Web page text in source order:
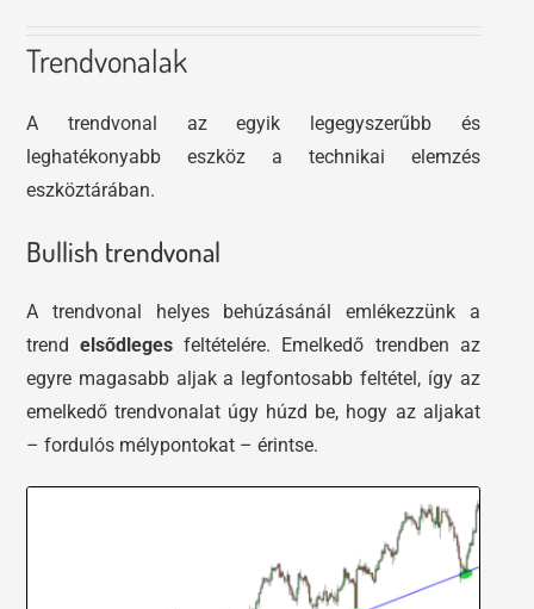
Trendvonalak
A trendvonal az egyik legegyszerűbb és
leghatékonyabb eszköz a technikai elemzés
eszköztárában.
Bullish trendvonal
A trendvonal helyes behúzásánál emlékezzünk a
trendelsődleges feltételére. Emelkedő trendben az
egyre magasabb aljak a legfontosabb feltétel, így az
emelkedő trendvonalat úgy húzd be, hogy az aljakat
– fordulós mélypontokat – érintse.